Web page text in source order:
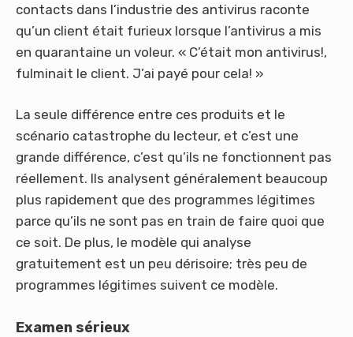
contacts dans l’industrie des antivirus raconte
qu’un client était furieux lorsque l’antivirus a mis
en quarantaine un voleur. « C’était mon antivirus!,
fulminait le client. J’ai payé pour cela! »
La seule différence entre ces produits et le
scénario catastrophe du lecteur, et c’est une
grande différence, c’est qu’ils ne fonctionnent pas
réellement. Ils analysent généralement beaucoup
plus rapidement que des programmes légitimes
parce qu’ils ne sont pas en train de faire quoi que
ce soit. De plus, le modèle qui analyse
gratuitement est un peu dérisoire; très peu de
programmes légitimes suivent ce modèle.
Examen sérieux